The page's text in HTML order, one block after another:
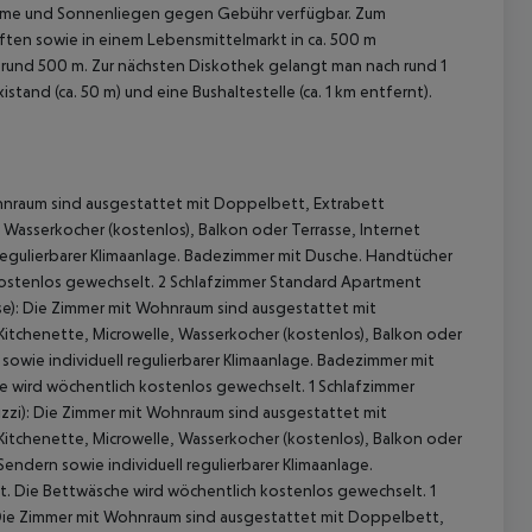
und Sonnenliegen gegen Gebühr verfügbar. Zum
sowie in einem Lebensmittelmarkt in ca. 500 m
500 m. Zur nächsten Diskothek gelangt man nach rund 1
(ca. 50 m) und eine Bushaltestelle (ca. 1 km entfernt).
sind ausgestattet mit Doppelbett, Extrabett
(kostenlos), Balkon oder Terrasse, Internet
Klimaanlage. Badezimmer mit Dusche. Handtücher
gewechselt. 2 Schlafzimmer Standard Apartment
Die Zimmer mit Wohnraum sind ausgestattet mit
Microwelle, Wasserkocher (kostenlos), Balkon oder
individuell regulierbarer Klimaanlage. Badezimmer mit
wöchentlich kostenlos gewechselt. 1 Schlafzimmer
Die Zimmer mit Wohnraum sind ausgestattet mit
Microwelle, Wasserkocher (kostenlos), Balkon oder
sowie individuell regulierbarer Klimaanlage.
Die Bettwäsche wird wöchentlich kostenlos gewechselt. 1
Zimmer mit Wohnraum sind ausgestattet mit Doppelbett,